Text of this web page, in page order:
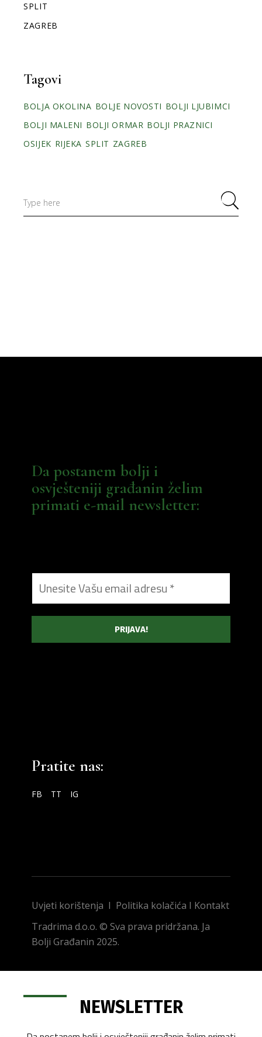
SPLIT
ZAGREB
Tagovi
BOLJA OKOLINA BOLJE NOVOSTI BOLJI LJUBIMCI
BOLJI MALENI BOLJI ORMAR BOLJI PRAZNICI
OSIJEK RIJEKA SPLIT ZAGREB
for:
Da postanem bolji i
osvješteniji građanin želim
primati e-mail newsletter:
Pratite nas:
FB TT IG
Uvjeti korištenja I Politika kolačića I Kontakt
Tradrima d.o.o. © Sva prava pridržana. Ja
Bolji Građanin 2025.
NEWSLETTER